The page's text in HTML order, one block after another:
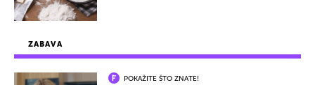
ZABAVA
POKAŽITE ŠTO ZNATE!